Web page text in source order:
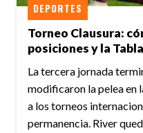
Torneo Clausura:
posiciones y la
DEPORTES
La tercera jornada
modificaron la pelea en
a los torneos
permanencia. River